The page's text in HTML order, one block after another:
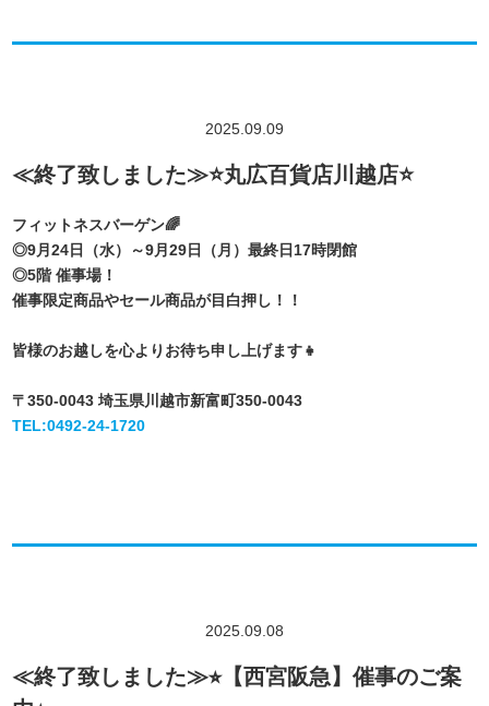
2025.09.09
≪終了致しました≫⭐️丸広百貨店川越店⭐️
フィットネスバーゲン🌈
◎9月24日（水）～9月29日（月）最終日17時閉館
◎5階 催事場！
催事限定商品やセール商品が目白押し！！
皆様のお越しを心よりお待ち申し上げます👧
〒350-0043 埼玉県川越市新富町350-0043
TEL:0492-24-1720
2025.09.08
≪終了致しました≫⭐︎【西宮阪急】催事のご案